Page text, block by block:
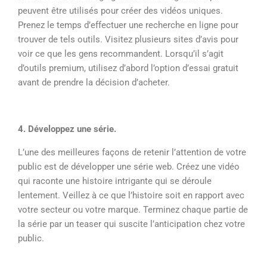
peuvent être utilisés pour créer des vidéos uniques.
Prenez le temps d’effectuer une recherche en ligne pour
trouver de tels outils. Visitez plusieurs sites d’avis pour
voir ce que les gens recommandent. Lorsqu’il s’agit
d’outils premium, utilisez d’abord l’option d’essai gratuit
avant de prendre la décision d’acheter.
4. Développez une série.
L’une des meilleures façons de retenir l’attention de votre
public est de développer une série web. Créez une vidéo
qui raconte une histoire intrigante qui se déroule
lentement. Veillez à ce que l’histoire soit en rapport avec
votre secteur ou votre marque. Terminez chaque partie de
la série par un teaser qui suscite l’anticipation chez votre
public.